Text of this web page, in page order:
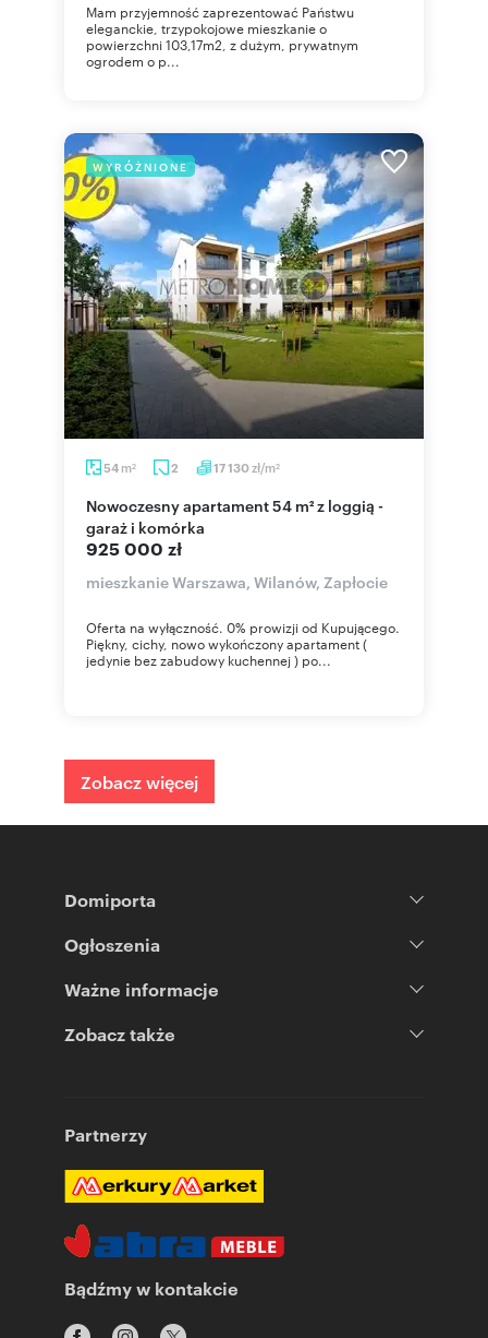
Mam przyjemność zaprezentować Państwu
eleganckie, trzypokojowe mieszkanie o
powierzchni 103,17m2, z dużym, prywatnym
ogrodem o p...
WYRÓŻNIONE
54 m2 2 17 130zł/m2
Nowoczesny apartament 54 m² z loggią -
garaż i komórka
925 000 zł
mieszkanie Warszawa, Wilanów, Zapłocie
Oferta na wyłączność. 0% prowizji od Kupującego.
Piękny, cichy, nowo wykończony apartament (
jedynie bez zabudowy kuchennej ) po...
Zobacz więcej
Domiporta
Ogłoszenia
Ważne informacje
Zobacz także
Partnerzy
Bądźmy w kontakcie